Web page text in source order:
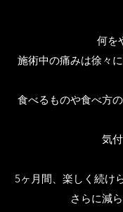
何を
施術中の痛みは徐々
食べるものや食べ方
気
5ヶ月間、楽しく続け
さらに減